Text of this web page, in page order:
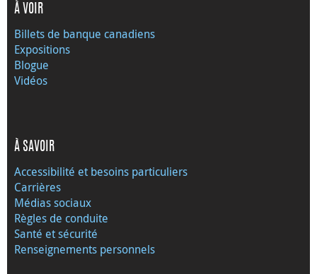
À VOIR
Billets de banque canadiens
Expositions
Blogue
Vidéos
À SAVOIR
Accessibilité et besoins particuliers
Carrières
Médias sociaux
Règles de conduite
Santé et sécurité
Renseignements personnels